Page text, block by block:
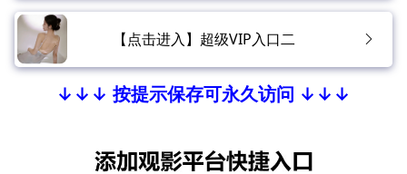
【点击进入】超级VIP入口二
↓↓↓ 按提示保存可永久访问 ↓↓↓